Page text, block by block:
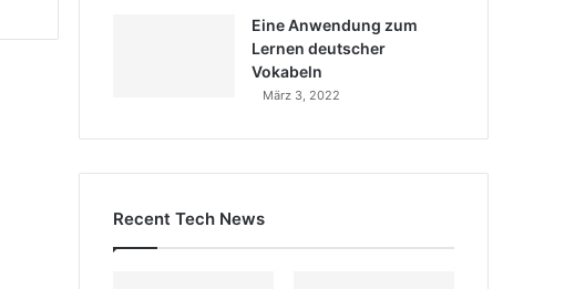
Eine Anwendung zum
Lernen deutscher
Vokabeln
März 3, 2022
Recent Tech News